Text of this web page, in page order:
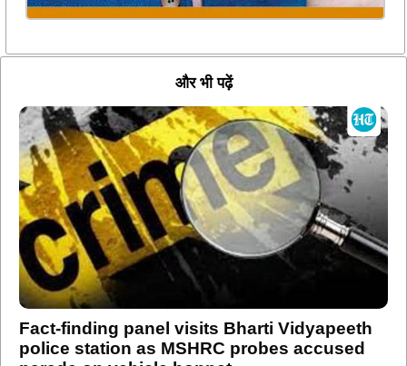
और भी पढ़ें
Fact-finding panel visits Bharti Vidyapeeth
police station as MSHRC probes accused